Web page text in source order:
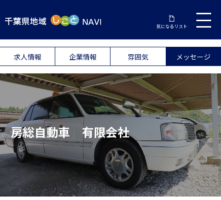
気になるリスト
求人情報 企業情報 雰囲気 メッセージ
房総自動車 有限会社